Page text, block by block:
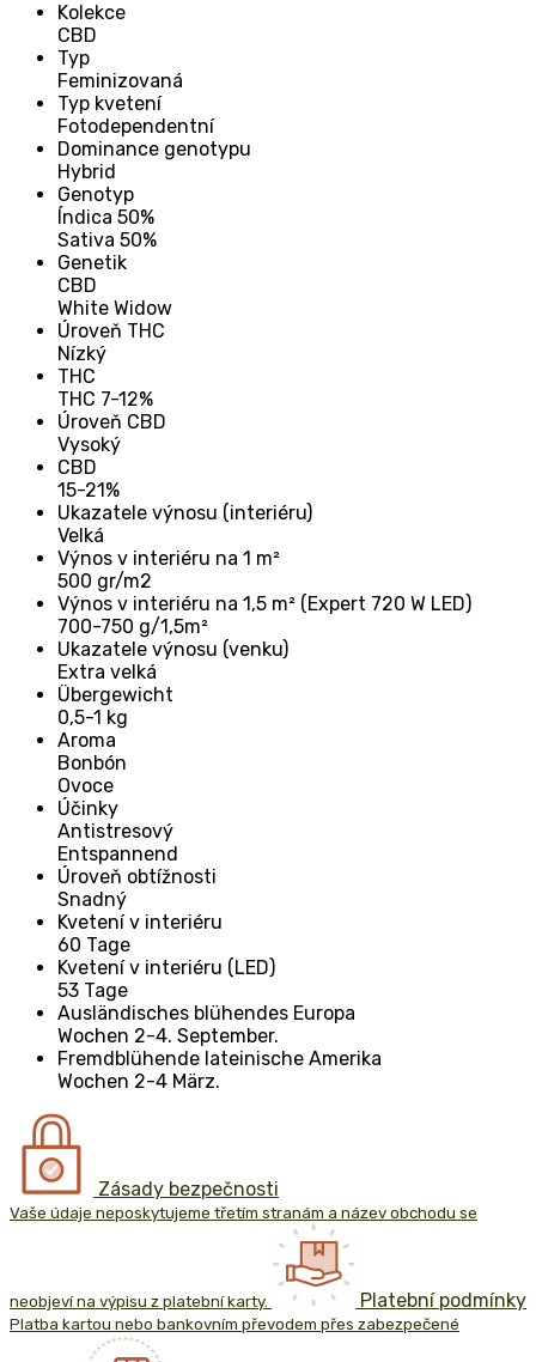
Kolekce
CBD
Typ
Feminizovaná
Typ kvetení
Fotodependentní
Dominance genotypu
Hybrid
Genotyp
Índica 50%
Sativa 50%
Genetik
CBD
White Widow
Úroveň THC
Nízký
THC
THC 7-12%
Úroveň CBD
Vysoký
CBD
15-21%
Ukazatele výnosu (interiéru)
Velká
Výnos v interiéru na 1 m²
500 gr/m2
Výnos v interiéru na 1,5 m² (Expert 720 W LED)
700-750 g/1,5m²
Ukazatele výnosu (venku)
Extra velká
Übergewicht
0,5-1 kg
Aroma
Bonbón
Ovoce
Účinky
Antistresový
Entspannend
Úroveň obtížnosti
Snadný
Kvetení v interiéru
60 Tage
Kvetení v interiéru (LED)
53 Tage
Ausländisches blühendes Europa
Wochen 2-4. September.
Fremdblühende lateinische Amerika
Wochen 2-4 März.
Zásady bezpečnosti
Vaše údaje neposkytujeme třetím stranám a název obchodu se
neobjeví na výpisu z platební karty. Platební podmínky
Platba kartou nebo bankovním převodem přes zabezpečené